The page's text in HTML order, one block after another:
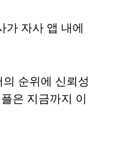
자사 앱 내에
순위에 신뢰성
은 지금까지 이